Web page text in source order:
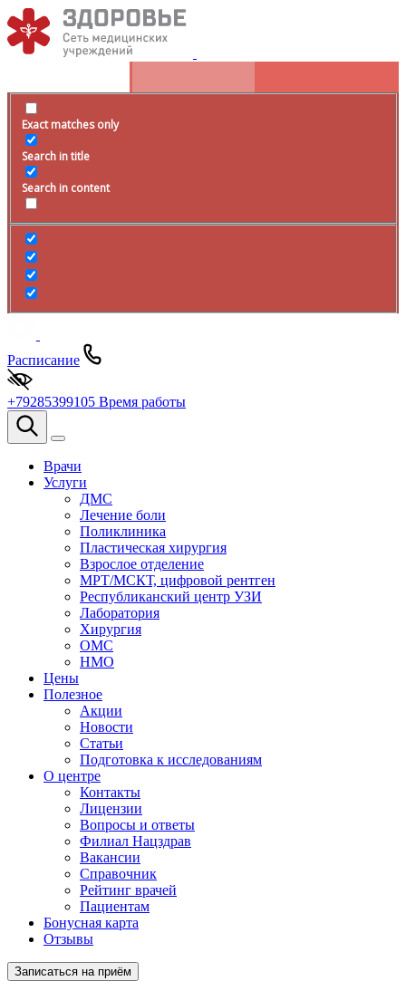
Exact matches only
Search in title
Search in content
Расписание
+79285399105 Время работы
Врачи
Услуги
ДМС
Лечение боли
Поликлиника
Пластическая хирургия
Взрослое отделение
МРТ/МСКТ, цифровой рентген
Республиканский центр УЗИ
Лаборатория
Хирургия
ОМС
НМО
Цены
Полезное
Акции
Новости
Статьи
Подготовка к исследованиям
О центре
Контакты
Лицензии
Вопросы и ответы
Филиал Нацздрав
Вакансии
Справочник
Рейтинг врачей
Пациентам
Бонусная карта
Отзывы
Записаться на приём